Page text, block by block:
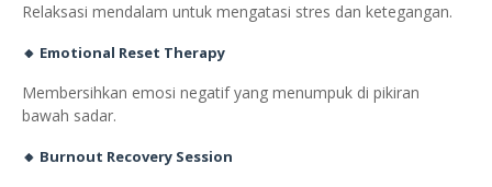
Relaksasi mendalam untuk mengatasi stres dan ketegangan.
🔸 Emotional Reset Therapy
Membersihkan emosi negatif yang menumpuk di pikiran
bawah sadar.
🔸 Burnout Recovery Session